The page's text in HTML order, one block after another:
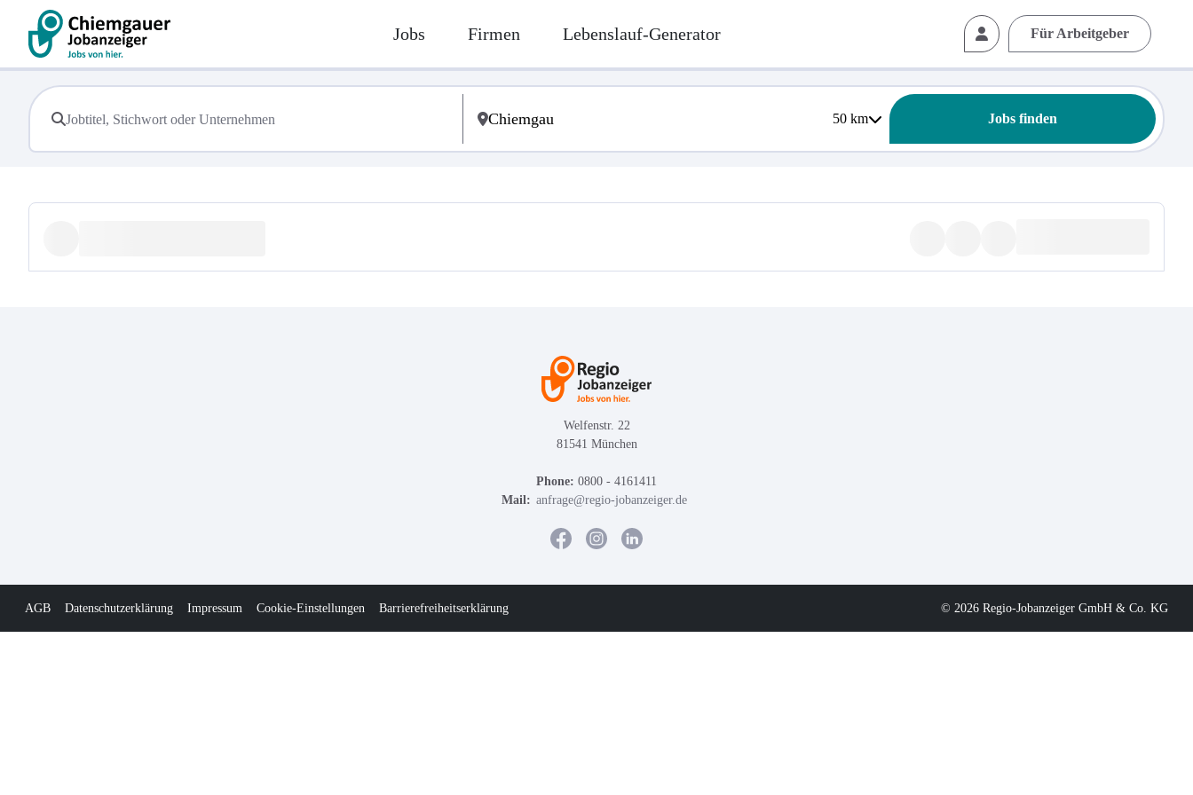
Jobs Firmen Lebenslauf-Generator Für Arbeitgeber
50km Jobs finden
Welfenstr. 22
81541 München
Phone: 0800 - 4161411
Mail: anfrage@regio-jobanzeiger.de
AGB Datenschutzerklärung Impressum Cookie-Einstellungen Barrierefreiheitserklärung © 2026 Regio-Jobanzeiger GmbH & Co. KG